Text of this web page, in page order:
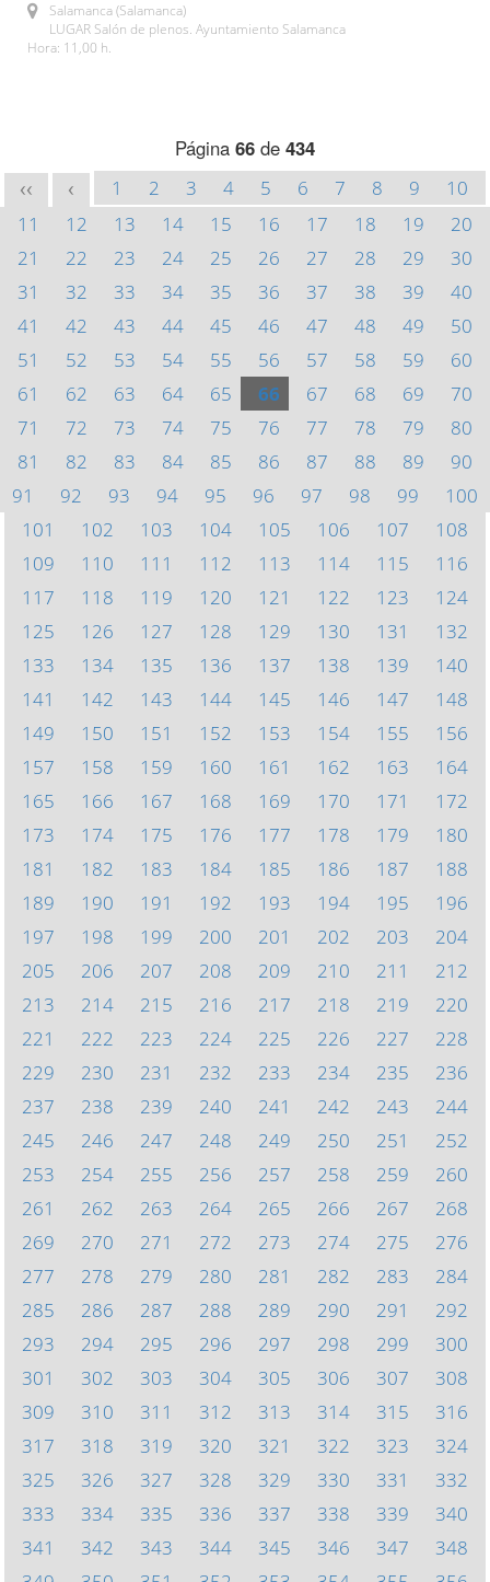
Salamanca (Salamanca)
LUGAR Salón de plenos. Ayuntamiento Salamanca
Hora: 11,00 h.
Página 66 de 434
<< < 1 2 3 4 5 6 7 8 9
10
11
12 13 14 15 16 17 18 19
20
21
22 23 24 25 26 27 28 29
30
31
32 33 34 35 36 37 38 39
40
41
42 43 44 45 46 47 48 49
50
51
52 53 54 55 56 57 58 59
60
61
62 63 64 65 66 67 68 69
70
71
72 73 74 75 76 77 78 79
80
81
82 83 84 85 86 87 88 89
90
91
92 93 94 95 96 97 98 99
100
101
102 103 104 105 106 107
108
109
110 111 112 113 114 115
116
117
118 119 120 121 122 123
124
125
126 127 128 129 130 131
132
133
134 135 136 137 138 139
140
141
142 143 144 145 146 147
148
149
150 151 152 153 154 155
156
157
158 159 160 161 162 163
164
165
166 167 168 169 170 171
172
173
174 175 176 177 178 179
180
181
182 183 184 185 186 187
188
189
190 191 192 193 194 195
196
197
198 199 200 201 202 203
204
205
206 207 208 209 210 211
212
213
214 215 216 217 218 219
220
221
222 223 224 225 226 227
228
229
230 231 232 233 234 235
236
237
238 239 240 241 242 243
244
245
246 247 248 249 250 251
252
253
254 255 256 257 258 259
260
261
262 263 264 265 266 267
268
269
270 271 272 273 274 275
276
277
278 279 280 281 282 283
284
285
286 287 288 289 290 291
292
293
294 295 296 297 298 299
300
301
302 303 304 305 306 307
308
309
310 311 312 313 314 315
316
317
318 319 320 321 322 323
324
325
326 327 328 329 330 331
332
333
334 335 336 337 338 339
340
341
342 343 344 345 346 347
348